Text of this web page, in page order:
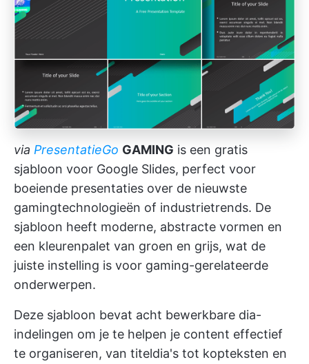
via PresentatieGo GAMING is een gratis
sjabloon voor Google Slides, perfect voor
boeiende presentaties over de nieuwste
gamingtechnologieën of industrietrends. De
sjabloon heeft moderne, abstracte vormen en
een kleurenpalet van groen en grijs, wat de
juiste instelling is voor gaming-gerelateerde
onderwerpen.
Deze sjabloon bevat acht bewerkbare dia-
indelingen om je te helpen je content effectief
te organiseren, van titeldia's tot kopteksten en